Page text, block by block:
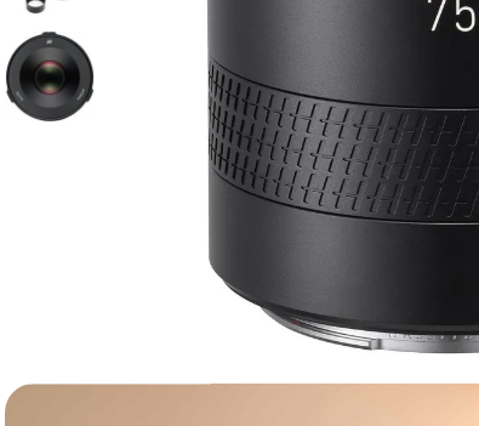
9 dji mic mini
10. dji osmo pocket 4